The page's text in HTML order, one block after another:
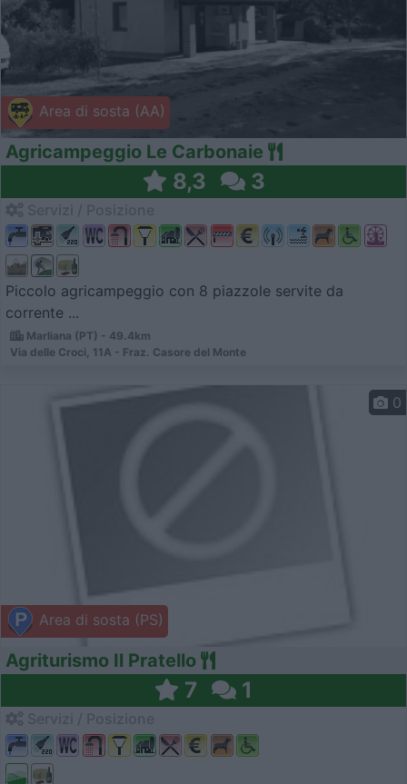
Area di sosta (AA)
Agricampeggio Le Carbonaie
8,3 3
Piccolo agricampeggio con 8 piazzole servite da
corrente ...
Marliana (PT) - 49.4km
Via delle Croci, 11A - Fraz. Casore del Monte
Area di sosta (PS)
0
Agriturismo Il Pratello
7 1